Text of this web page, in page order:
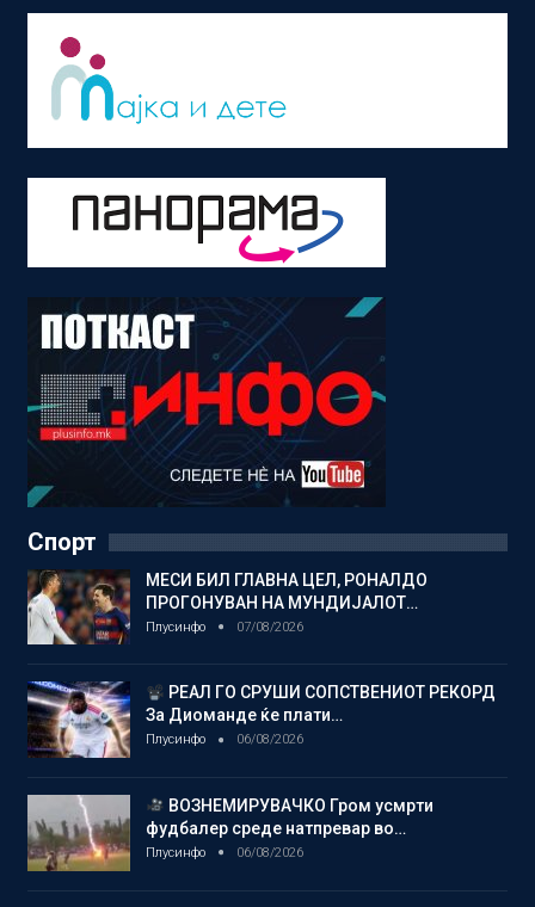
Спорт
МЕСИ БИЛ ГЛАВНА ЦЕЛ, РОНАЛДО
ПРОГОНУВАН НА МУНДИЈАЛОТ…
Плусинфо 07/08/2026
РЕАЛ ГО СРУШИ СОПСТВЕНИОТ РЕКОРД
За Диоманде ќе плати…
Плусинфо 06/08/2026
ВОЗНЕМИРУВАЧКО Гром усмрти
фудбалер среде натпревар во…
Плусинфо 06/08/2026